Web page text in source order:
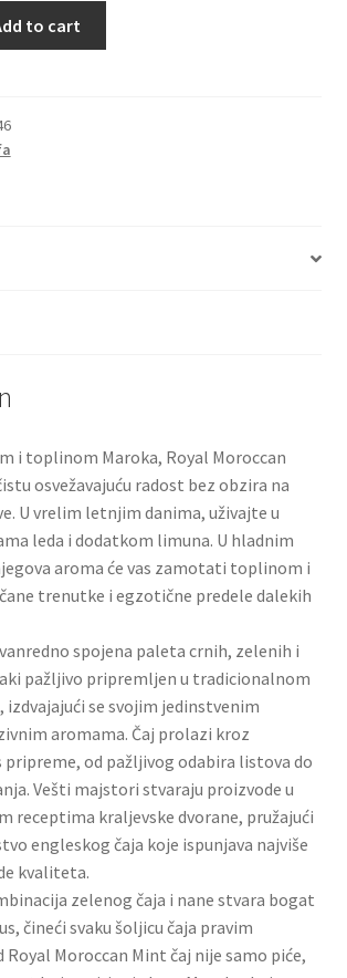
izdvajamo
8. mart
Dan zaljubljenih
devojku
to cart
i toplinom Maroka, Royal Moroccan
osvežavajuću radost bez obzira na
U vrelim letnjim danima, uživajte u
leda i dodatkom limuna. U hladnim
aroma će vas zamotati toplinom i
trenutke i egzotične predele dalekih
spojena paleta crnih, zelenih i
pažljivo pripremljen u tradicionalnom
se svojim jedinstvenim
aromama. Čaj prolazi kroz
pripreme, od pažljivog odabira listova do
Vešti majstori stvaraju proizvode u
receptima kraljevske dvorane, pružajući
engleskog čaja koje ispunjava najviše
kvaliteta.
zelenog čaja i nane stvara bogat
čineći svaku šoljicu čaja pravim
Moroccan Mint čaj nije samo piće,